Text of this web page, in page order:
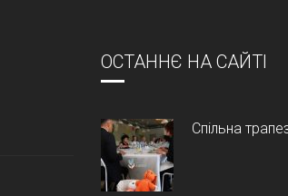
ОСТАННЄ НА САЙТІ
Спільна